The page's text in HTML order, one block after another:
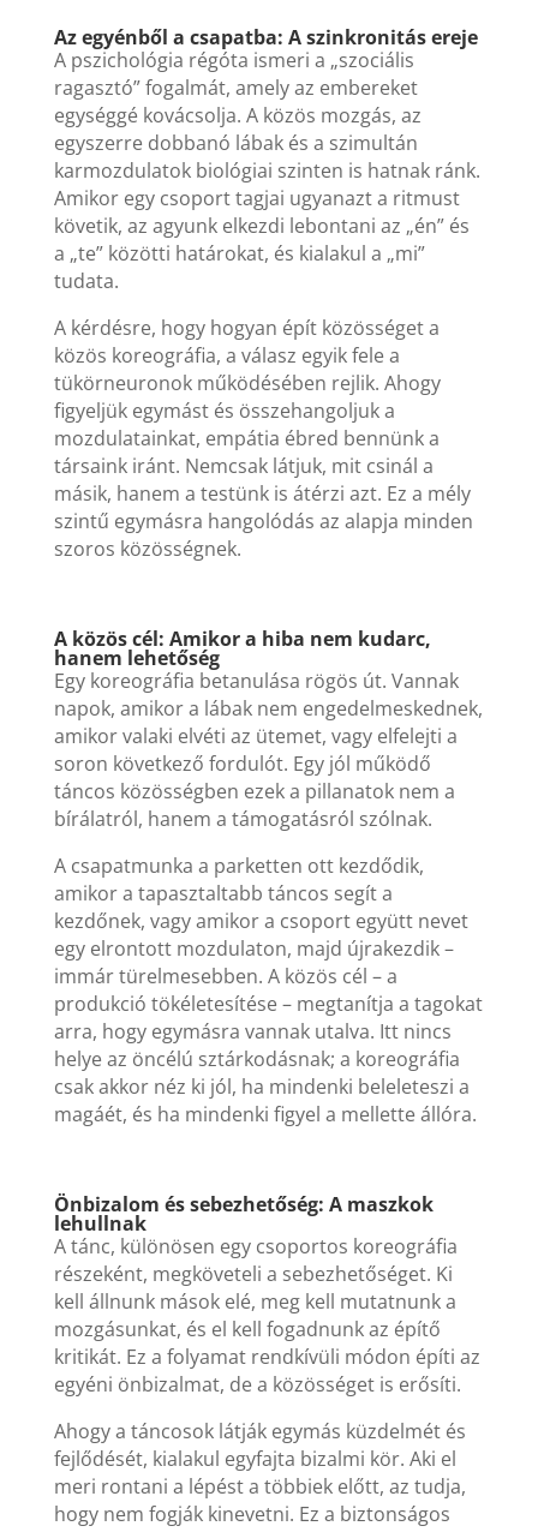
Az egyénből a csapatba: A szinkronitás ereje
A pszichológia régóta ismeri a „szociális
ragasztó” fogalmát, amely az embereket
egységgé kovácsolja. A közös mozgás, az
egyszerre dobbanó lábak és a szimultán
karmozdulatok biológiai szinten is hatnak ránk.
Amikor egy csoport tagjai ugyanazt a ritmust
követik, az agyunk elkezdi lebontani az „én” és
a „te” közötti határokat, és kialakul a „mi”
tudata.
A kérdésre, hogy hogyan épít közösséget a
közös koreográfia, a válasz egyik fele a
tükörneuronok működésében rejlik. Ahogy
figyeljük egymást és összehangoljuk a
mozdulatainkat, empátia ébred bennünk a
társaink iránt. Nemcsak látjuk, mit csinál a
másik, hanem a testünk is átérzi azt. Ez a mély
szintű egymásra hangolódás az alapja minden
szoros közösségnek.
A közös cél: Amikor a hiba nem kudarc,
hanem lehetőség
Egy koreográfia betanulása rögös út. Vannak
napok, amikor a lábak nem engedelmeskednek,
amikor valaki elvéti az ütemet, vagy elfelejti a
soron következő fordulót. Egy jól működő
táncos közösségben ezek a pillanatok nem a
bírálatról, hanem a támogatásról szólnak.
A csapatmunka a parketten ott kezdődik,
amikor a tapasztaltabb táncos segít a
kezdőnek, vagy amikor a csoport együtt nevet
egy elrontott mozdulaton, majd újrakezdik –
immár türelmesebben. A közös cél – a
produkció tökéletesítése – megtanítja a tagokat
arra, hogy egymásra vannak utalva. Itt nincs
helye az öncélú sztárkodásnak; a koreográfia
csak akkor néz ki jól, ha mindenki beleleteszi a
magáét, és ha mindenki figyel a mellette állóra.
Önbizalom és sebezhetőség: A maszkok
lehullnak
A tánc, különösen egy csoportos koreográfia
részeként, megköveteli a sebezhetőséget. Ki
kell állnunk mások elé, meg kell mutatnunk a
mozgásunkat, és el kell fogadnunk az építő
kritikát. Ez a folyamat rendkívüli módon építi az
egyéni önbizalmat, de a közösséget is erősíti.
Ahogy a táncosok látják egymás küzdelmét és
fejlődését, kialakul egyfajta bizalmi kör. Aki el
meri rontani a lépést a többiek előtt, az tudja,
hogy nem fogják kinevetni. Ez a biztonságos